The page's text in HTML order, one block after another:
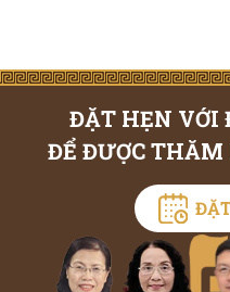
ĐẶT HẸN VỚI
ĐỂ ĐƯỢC